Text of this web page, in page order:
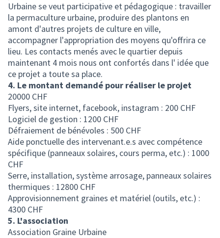
Urbaine se veut participative et pédagogique : travailler
la permaculture urbaine, produire des plantons en
amont d'autres projets de culture en ville,
accompagner l'appropriation des moyens qu'offrira ce
lieu. Les contacts menés avec le quartier depuis
maintenant 4 mois nous ont confortés dans l' idée que
ce projet a toute sa place.
4. Le montant demandé pour réaliser le projet
20000 CHF
Flyers, site internet, facebook, instagram : 200 CHF
Logiciel de gestion : 1200 CHF
Défraiement de bénévoles : 500 CHF
Aide ponctuelle des intervenant.e.s avec compétence
spécifique (panneaux solaires, cours perma, etc.) : 1000
CHF
Serre, installation, système arrosage, panneaux solaires
thermiques : 12800 CHF
Approvisionnement graines et matériel (outils, etc.) :
4300 CHF
5. L'association
Association Graine Urbaine